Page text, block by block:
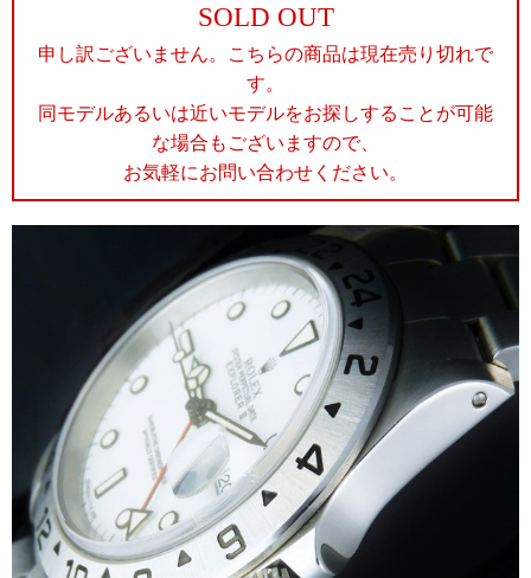
SOLD OUT
申し訳ございません。こちらの商品は現在売り切れで
す。
同モデルあるいは近いモデルをお探しすることが可能
な場合もございますので、
お気軽にお問い合わせください。